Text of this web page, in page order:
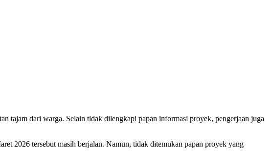
tajam dari warga. Selain tidak dilengkapi papan informasi proyek, pengerjaan juga
2026 tersebut masih berjalan. Namun, tidak ditemukan papan proyek yang